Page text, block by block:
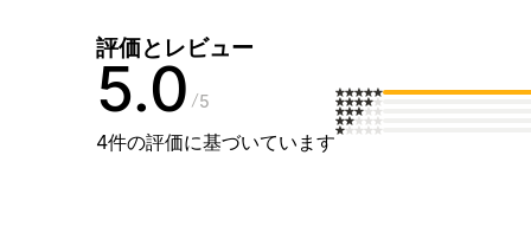
評価とレビュー
5.0 5
4件の評価に基づいています